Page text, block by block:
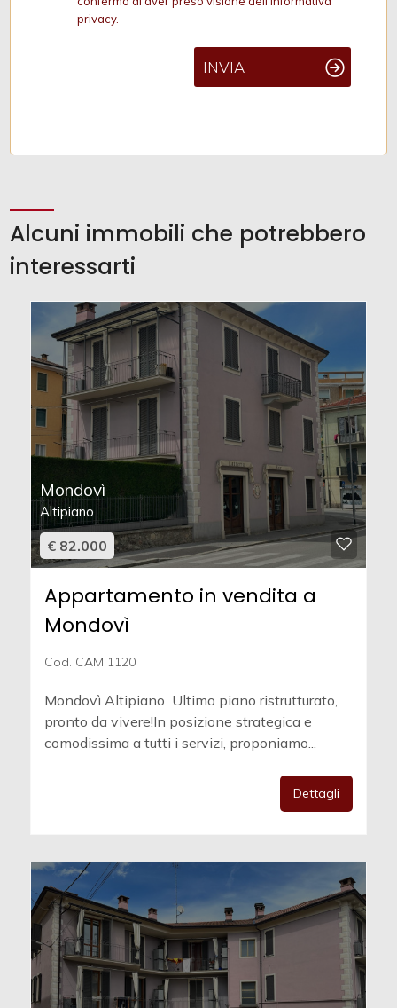
privacy.
INVIA
Alcuni immobili che potrebbero
interessarti
Mondovì
Altipiano
€ 82.000
Appartamento in vendita a
Mondovì
Cod. CAM 1120
Mondovì Altipiano  Ultimo piano ristrutturato,
pronto da vivere!In posizione strategica e
comodissima a tutti i servizi, proponiamo...
Dettagli